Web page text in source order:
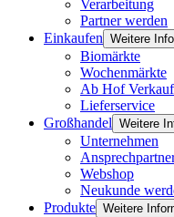
Verarbeitung
Partner werden
Einkaufen Weitere
Biomärkte
Wochenmärkte
Ab Hof Verkauf
Lieferservice
Großhandel Weitere
Unternehmen
Webshop
Neukunde
Produkte Weitere